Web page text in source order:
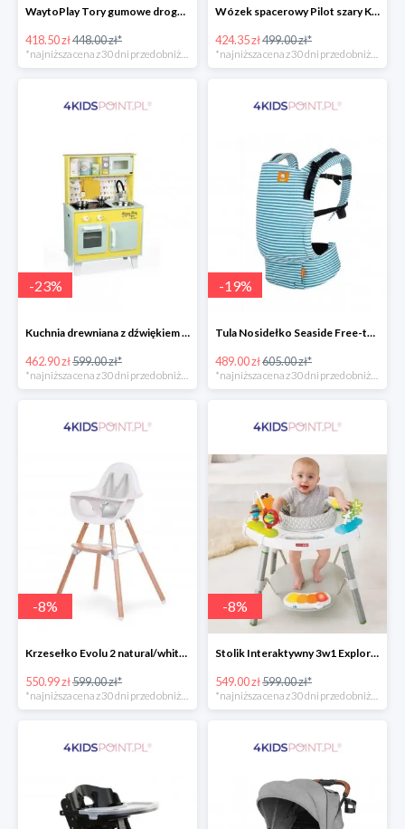
WaytoPlay Tory gumowe droga do układnia dla dzieci 40 elem.
418.50 zł448.00 zł*
*najniższa cena z 30 dni przed obniżką
Wózek spacerowy Pilot szary Kinderkraft
424.35 zł499.00 zł*
*najniższa cena z 30 dni przed obniżką
-23%
Kuchnia drewniana z dźwiękiem i z 7 akcesoriami Happy Day Janod
462.90 zł599.00 zł*
-19%
Tula Nosidełko Seaside Free-to-Grow
489.00 zł605.00 zł*
-8%
Krzesełko Evolu 2 natural/white Childhome
550.99 zł599.00 zł*
-8%
Stolik Interaktywny 3w1 Explore & More Skip Hop
549.00 zł599.00 zł*